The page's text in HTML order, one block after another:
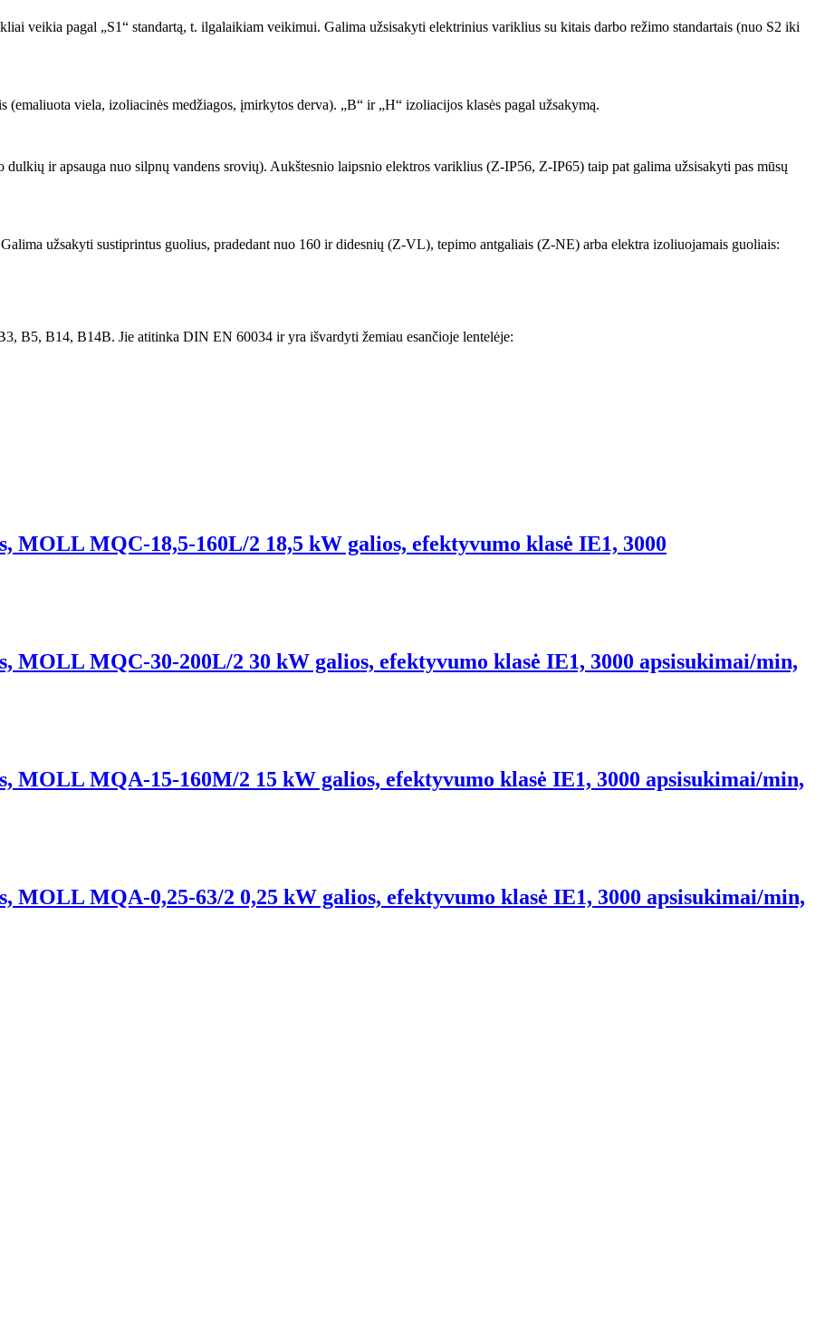
veikia pagal „S1“ standartą, t. ilgalaikiam veikimui. Galima užsisakyti elektrinius variklius su kitais darbo režimo standartais (nuo S2 iki
viela, izoliacinės medžiagos, įmirkytos derva). „B“ ir „H“ izoliacijos klasės pagal užsakymą.
ir apsauga nuo silpnų vandens srovių). Aukštesnio laipsnio elektros variklius (Z-IP56, Z-IP65) taip pat galima užsisakyti pas mūsų
užsakyti sustiprintus guolius, pradedant nuo 160 ir didesnių (Z-VL), tepimo antgaliais (Z-NE) arba elektra izoliuojamais guoliais:
B5, B14, B14B. Jie atitinka DIN EN 60034 ir yra išvardyti žemiau esančioje lentelėje:
MQC-18,5-160L/2 18,5 kW galios, efektyvumo klasė IE1, 3000
MQC-30-200L/2 30 kW galios, efektyvumo klasė IE1, 3000 apsisukimai/min,
MQA-15-160M/2 15 kW galios, efektyvumo klasė IE1, 3000 apsisukimai/min,
MQA-0,25-63/2 0,25 kW galios, efektyvumo klasė IE1, 3000 apsisukimai/min,